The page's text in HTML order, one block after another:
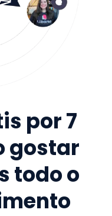
por 7
gostar
todo o